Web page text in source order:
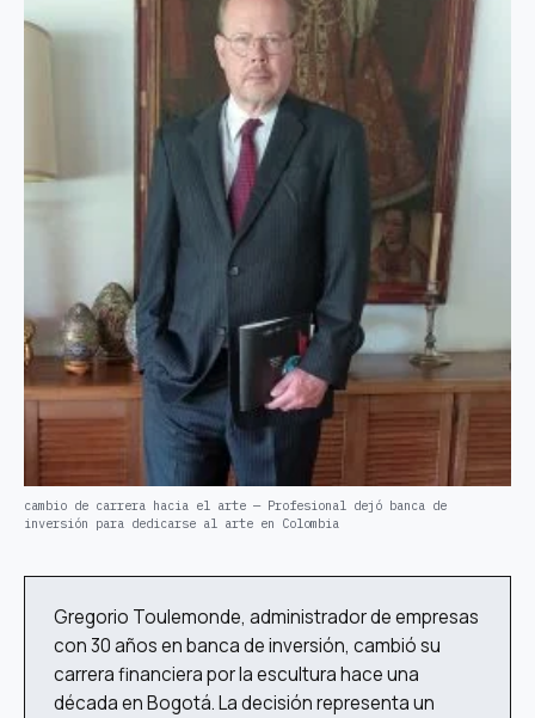
cambio de carrera hacia el arte — Profesional dejó banca de
inversión para dedicarse al arte en Colombia
Gregorio Toulemonde, administrador de empresas
con 30 años en banca de inversión, cambió su
carrera financiera por la escultura hace una
década en Bogotá. La decisión representa un